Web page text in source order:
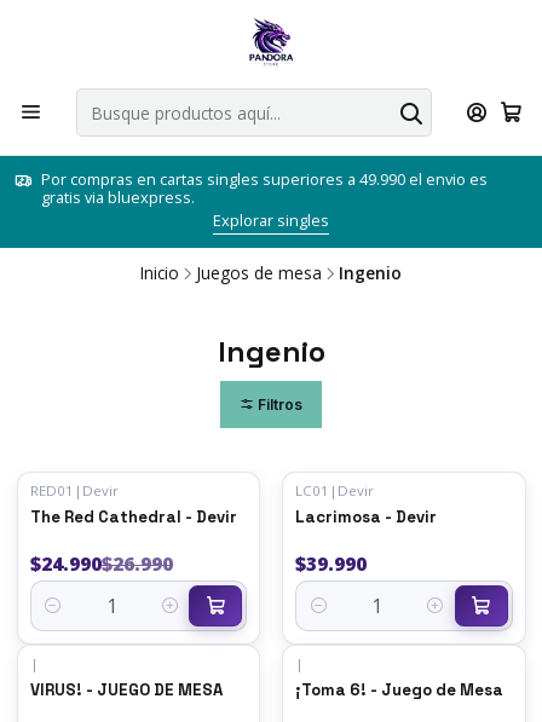
Por compras en cartas singles superiores a 49.990 el envio es
gratis via bluexpress.
Explorar singles
Inicio Juegos de mesa Ingenio
Ingenio
Filtros
-7%OFF
RED01 | Devir
The Red Cathedral - Devir
$24.990$26.990
Cantidad
LC01 | Devir
Lacrimosa - Devir
$39.990
Cantidad
Agotado
|
VIRUS! - JUEGO DE MESA
Agotado
|
¡Toma 6! - Juego de Mesa